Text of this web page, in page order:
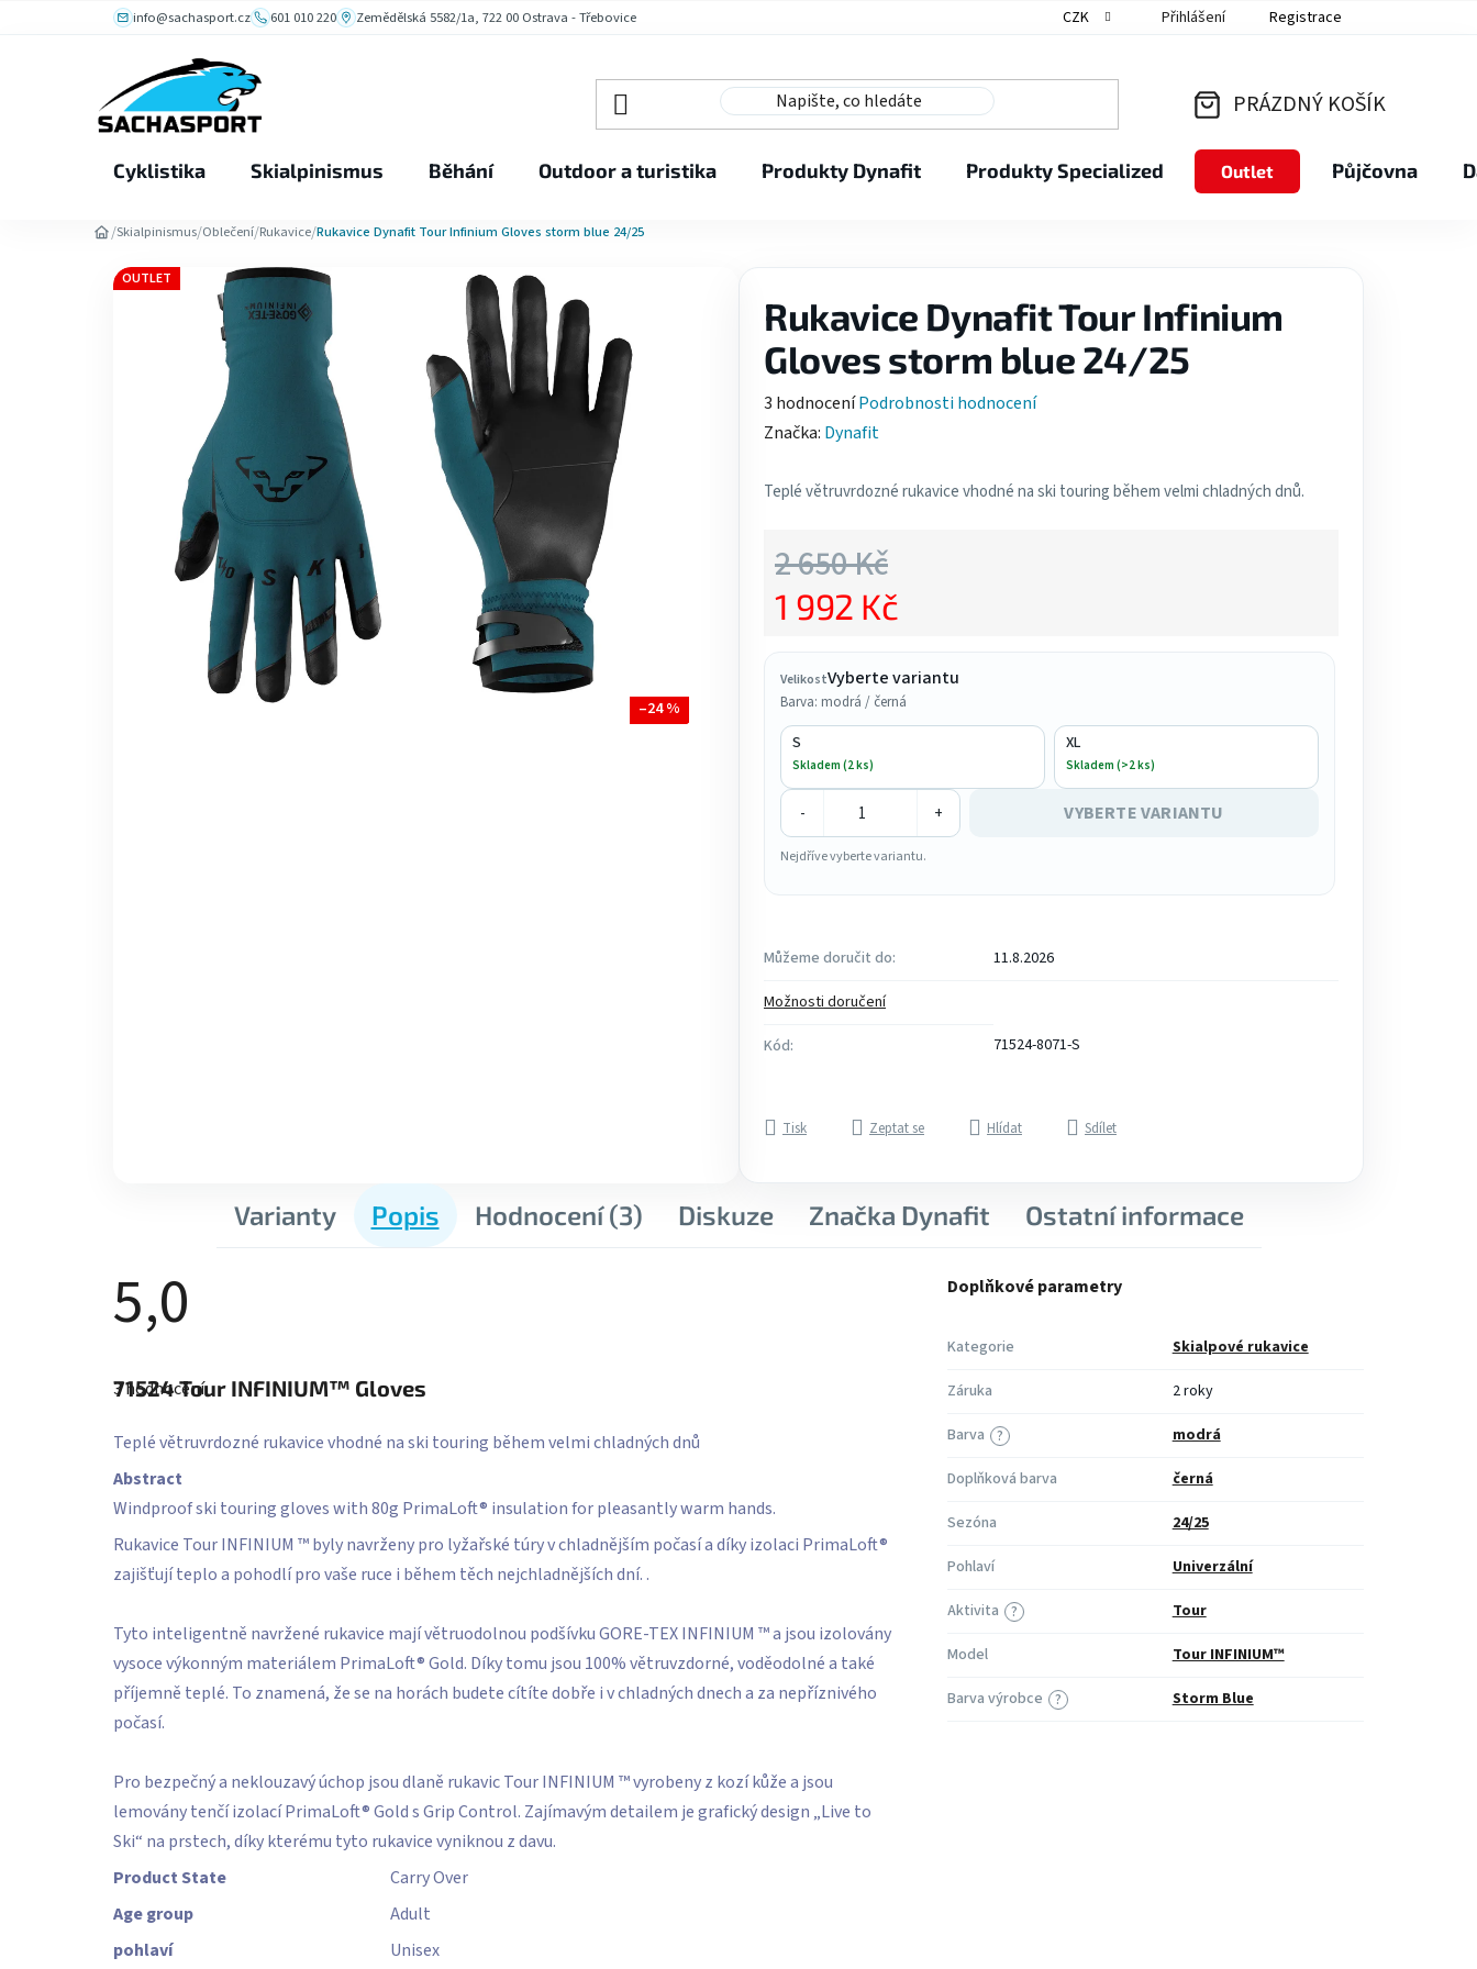
info@sachasport.cz 601 010 220 Zemědělská 5582/1a, 722 00 Ostrava - Třebovice CZK Přihlášení Registrace
KOŠÍK
PRÁZDNÝ KOŠÍK
Cyklistika Skialpinismus Běhání Outdoor a turistika Produkty Dynafit Produkty Specialized Outlet Půjčovna
/Skialpinismus/Oblečení/Rukavice/Rukavice Dynafit Tour Infinium Gloves storm blue 24/25
Rukavice Dynafit Tour Infinium
Gloves storm blue 24/25
Průměrné
hodnocení
je
hvězdiček.
3 hodnoceníPodrobnosti hodnocení
Značka: Dynafit
Teplé větruvrdozné rukavice vhodné na ski touring během velmi chladných dnů.
VelikostVyberte variantu
Barva: modrá / černá
S
Skladem (2 ks)
XL
Skladem (>2 ks)
- + VYBERTE VARIANTU
Nejdříve vyberte variantu.
Můžeme doručit do:
11.8.2026
Možnosti doručení
Kód:
71524-8071-S
2 650 Kč
1 992 Kč
Tisk Zeptat se Hlídat Sdílet
OUTLET
–24 %
Varianty Popis Hodnocení (3) Diskuze Značka Dynafit Ostatní informace
5,0
produktu
z
hvězdiček.
3 hodnocení
71524Tour INFINIUM™ Gloves
Teplé větruvrdozné rukavice vhodné na ski touring během velmi chladných dnů
Abstract
Windproof ski touring gloves with 80g PrimaLoft® insulation for pleasantly warm hands.
Rukavice Tour INFINIUM ™ byly navrženy pro lyžařské túry v chladnějším počasí a díky izolaci PrimaLoft®
zajišťují teplo a pohodlí pro vaše ruce i během těch nejchladnějších dní. .
Tyto inteligentně navržené rukavice mají větruodolnou podšívku GORE-TEX INFINIUM ™ a jsou izolovány
vysoce výkonným materiálem PrimaLoft® Gold. Díky tomu jsou 100% větruvzdorné, voděodolné a také
příjemně teplé. To znamená, že se na horách budete cítíte dobře i v chladných dnech a za nepříznivého
počasí.
Pro bezpečný a neklouzavý úchop jsou dlaně rukavic Tour INFINIUM ™ vyrobeny z kozí kůže a jsou
lemovány tenčí izolací PrimaLoft® Gold s Grip Control. Zajímavým detailem je grafický design „Live to
Ski“ na prstech, díky kterému tyto rukavice vyniknou z davu.
Product State
Carry Over
Age group
Adult
pohlaví
Unisex
Doplňkové parametry
Kategorie
Skialpové rukavice
Záruka
2 roky
?
Barva
modrá
Doplňková barva
černá
Sezóna
24/25
Pohlaví
Univerzální
?
Aktivita
Tour
Model
Tour INFINIUM™
?
Barva výrobce Storm Blue